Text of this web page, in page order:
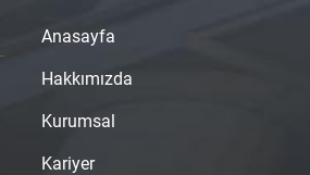
Anasayfa
Hakkımızda
Kurumsal
Kariyer